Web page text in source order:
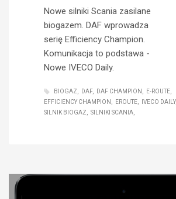
Nowe silniki Scania zasilane
biogazem. DAF wprowadza
serię Efficiency Champion.
Komunikacja to podstawa -
Nowe IVECO Daily.
BIOGAZ DAF DAF CHAMPION
E-ROUTE
EFFICIENCY CHAMPION
EROUTE IVECO DAILY
SILNIK BIOGAZ
SILNIKI SCANIA